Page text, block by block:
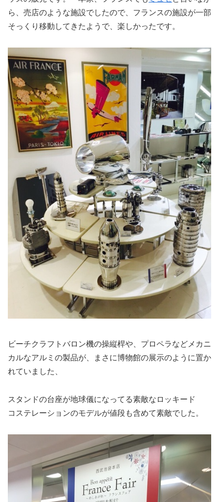
ら、売店のような施設でしたので、フランスの施設が一部
そっくり移動してきたようで、楽しかったです。
ビーチクラフトバロン機の操縦桿や、プロペラなどメカニ
カルなアルミの製品が、まさに博物館の展示のように置か
れていました、
スタンドの台座が地球儀になってる素敵なロッキード
コステレーションのモデルが値段も含めて素敵でした。